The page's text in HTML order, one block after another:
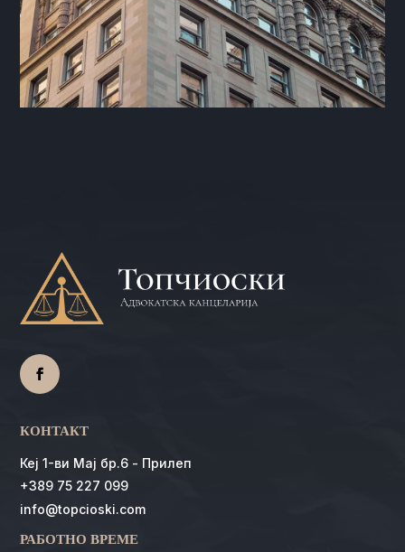
РАБОТНО ВРЕМЕ
КОНТАКТ
Кеј 1-ви Мај бр.6 - Прилеп
+389 75 227 099
info@topcioski.com